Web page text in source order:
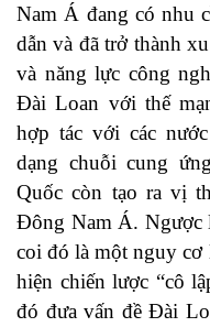
Nam Á đang có nhu
dẫn và đã trở thành
và năng lực công
Đài Loan với thế
hợp tác với các
dạng chuỗi cung
Quốc còn tạo ra vị
Đông Nam Á. Ngược
coi đó là một nguy
hiện chiến lược “cô
đó đưa vấn đề Đài